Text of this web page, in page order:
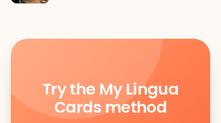
Try the My Lingua
Cards method